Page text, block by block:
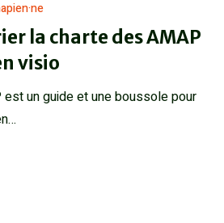
la charte des AMAP
visio
est un guide et une boussole pour